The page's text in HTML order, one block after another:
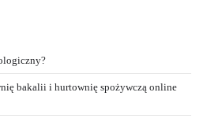
bakalii i hurtownię spożywczą online